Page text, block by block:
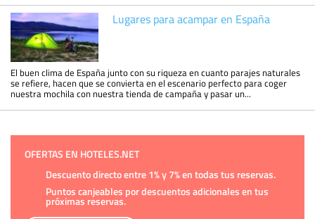
Lugares para acampar en España
El buen clima de España junto con su riqueza en cuanto parajes naturales
se refiere, hacen que se convierta en el escenario perfecto para coger
nuestra mochila con nuestra tienda de campaña y pasar un...
OFERTAS EN HOTELES.NET
Descuento directo entre 1% y 7% en todas tus reservas.
Puntos canjeables por descuentos adicionales en tus
próximas reservas.